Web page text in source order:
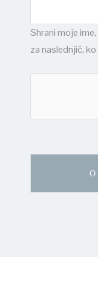
Shrani moje
za naslednjič,